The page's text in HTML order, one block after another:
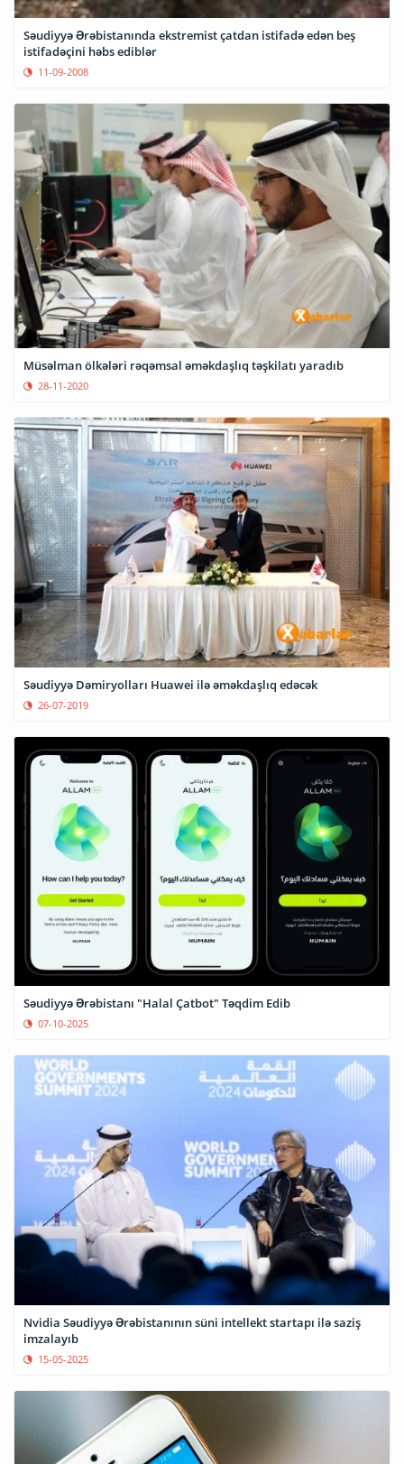
Səudiyyə Ərəbistanında ekstremist çatdan istifadə edən beş
istifadəçini həbs ediblər
11-09-2008
Müsəlman ölkələri rəqəmsal əməkdaşlıq təşkilatı yaradıb
28-11-2020
Səudiyyə Dəmiryolları Huawei ilə əməkdaşlıq edəcək
26-07-2019
Səudiyyə Ərəbistanı "Halal Çatbot" Təqdim Edib
07-10-2025
Nvidia Səudiyyə Ərəbistanının süni intellekt startapı ilə saziş
imzalayıb
15-05-2025